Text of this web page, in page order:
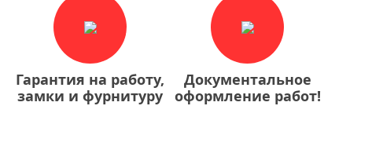
Гарантия на работу,
замки и фурнитуру
Документальное
оформление работ!